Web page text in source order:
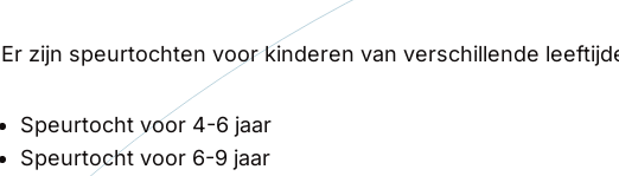
Er zijn speurtochten voor kinderen van verschillende
Speurtocht voor 4-6 jaar
Speurtocht voor 6-9 jaar